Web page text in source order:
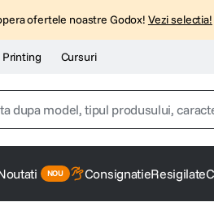
ofertele noastre Godox! Vezi selectia!
Printing Cursuri
model, tipul produsului,
ConsignatieResigilate